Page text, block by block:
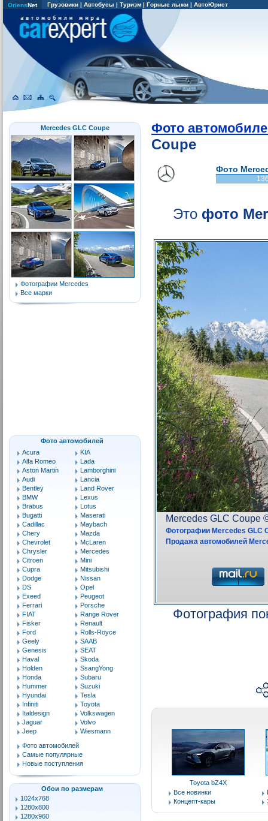
OriensNet Грузовики | Автобусы | Туризм | Горные лыжи | АвтоЮрист
Mercedes GLC Coupe
Фотографии Mercedes
Все марки
Фото автомобилей
Acura
Alfa Romeo
Aston Martin
Audi
Bentley
BMW
Brabus
Bugatti
Cadillac
Chery
Chevrolet
Chrysler
Citroen
Cupra
Dodge
DS
Exeed
Ferrari
FIAT
Fisker
Ford
Geely
Genesis
Haval
Holden
Honda
Hummer
Hyundai
Infiniti
Italdesign
Jaguar
Jeep
KIA
Lada
Lamborghini
Lancia
Land Rover
Lexus
Lotus
Maserati
Maybach
Mazda
McLaren
Mercedes
Mini
Mitsubishi
Nissan
Opel
Peugeot
Porsche
Range Rover
Renault
Rolls-Royce
SAAB
SEAT
Skoda
SsangYong
Subaru
Suzuki
Tesla
Toyota
Volkswagen
Volvo
Wiesmann
Фото автомобилей
Самые популярные
Новые поступления
Обои по размерам
1024x768
1280x800
1280x960
Фото
Coupe
Фото
Это фото
Фотография
Toyota bZ4X
Все новинки
Концепт-кары